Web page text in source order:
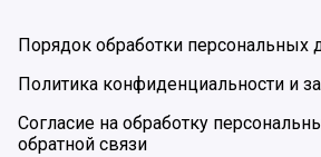
Порядок обработки персональных
Политика конфиденциальности и
Согласие на обработку
обратной связи